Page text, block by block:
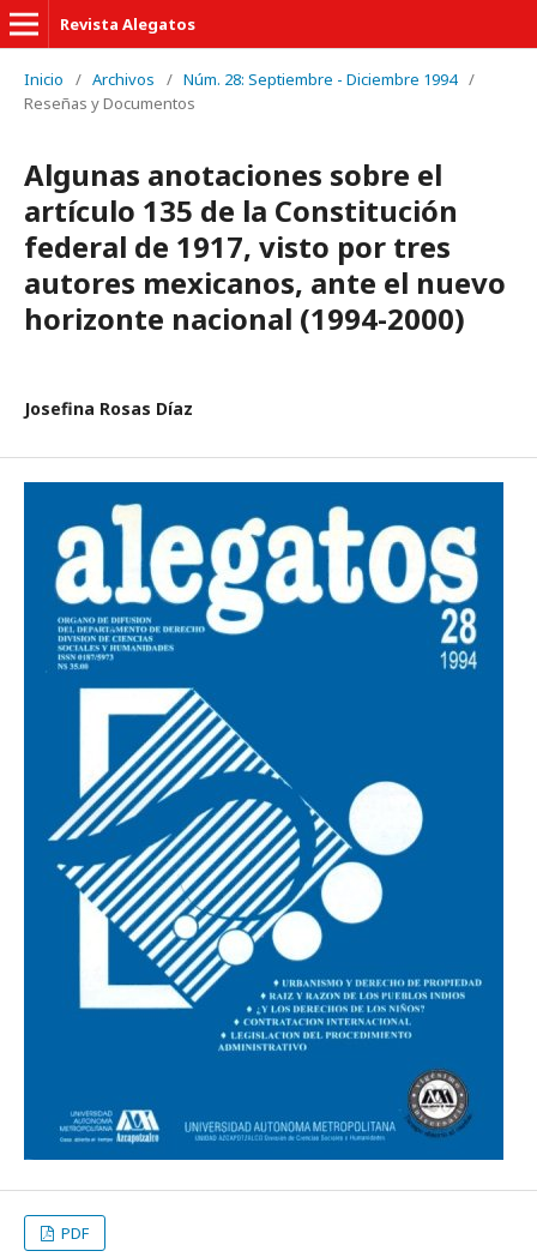
Revista Alegatos
Inicio / Archivos / Núm. 28: Septiembre - Diciembre 1994 /
Reseñas y Documentos
Algunas anotaciones sobre el
artículo 135 de la Constitución
federal de 1917, visto por tres
autores mexicanos, ante el nuevo
horizonte nacional (1994-2000)
Josefina Rosas Díaz
PDF